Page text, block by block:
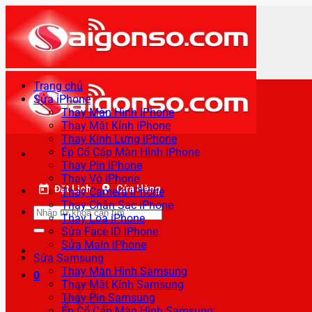
qua
nội
dung
Đặt Lịch Cửa Hàng
Tìm
kiếm:
0
Trang chủ
Sửa iPhone
Thay Màn Hình iPhone
Thay Mặt Kính iPhone
Thay Kính Lưng iPhone
Ép Cổ Cáp Màn Hình iPhone
Thay Pin iPhone
Thay Vỏ iPhone
Thay Camera iPhone
Thay Chân Sạc iPhone
Thay Loa iPhone
Sửa Face ID iPhone
Sửa Main iPhone
Sửa Samsung
Thay Màn Hình Samsung
Thay Mặt Kính Samsung
Thay Pin Samsung